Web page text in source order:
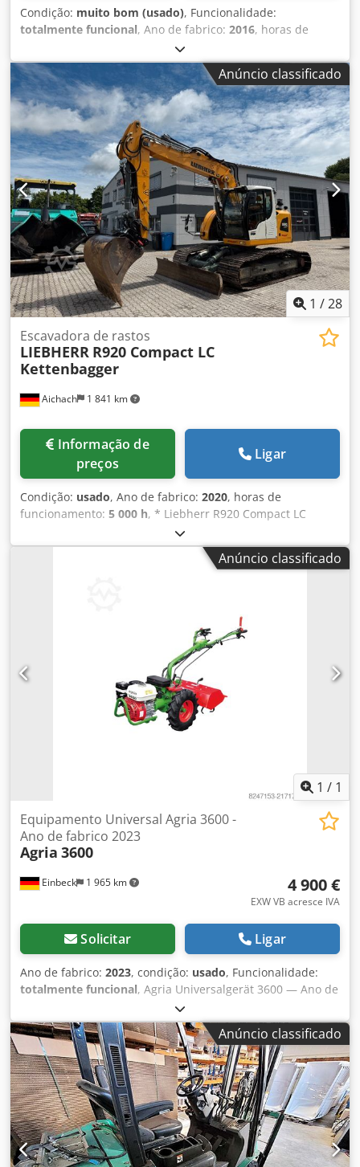
Condição: muito bom (usado), Funcionalidade:
totalmente funcional, Ano de fabrico: 2016, horas de
, * 11.500 horas * Peso
operacional 15.700 kg * Potência do motor 77 kW Csdpfx
Apey Rm H Ej Esha * Roadliner * Engate rápido hidráulico
* Ar condicionado
Anúncio classificado
1 /28
Aichach 1 841 km
Escavadora de rastos
LIEBHERR R920 Compact LC
Kettenbagger
preços
Ligar
Condição: usado, Ano de fabrico: 2020, horas de
funcionamento: 5 000 h, * Liebherr R920 Compact LC
escavadeira de esteiras * Ano de fabricação 2020 * 4.990 h
* 22.400 kg * 110 kW * OQ65 totalmente hidráulica * Lança
ajustável * Lâmina * Lubrificação central * Bomba de
Câmera 180° * Rodado em excelente estado * Manutenção
realizada conforme livro de revisões
Anúncio classificado
1 / 1
Einbeck 1 965 km
Equipamento Universal Agria 3600 -
Ano de fabrico 2023
Agria 3600
4 900 €
EXW VB acresce IVA
Solicitar Ligar
Ano de fabrico: 2023, condição: usado, Funcionalidade:
totalmente funcional, Agria Universalgerät 3600 — Ano de
fabrico 2023 Usado, proveniente da frota de aluguer
profissional da Kurt König Baumaschinen GmbH, Einbeck.
Condição e observações: - Estado: Usado proveniente de
aluguer, manutenção regular - Funcionamento: Totalmente
operacional Chedpfx Apey A E H Uj Esa - As imagens do
produto são imagens de exemplo e mostram o
equipamento novo — o estado real pode variar conforme o
tempo de uso - Inspeção possível em 37574 Einbeck
mediante agendamento Preço: 4.900 EUR acrescidos de IVA
| EXW Einbeck | Entrega sob consulta
Anúncio classificado